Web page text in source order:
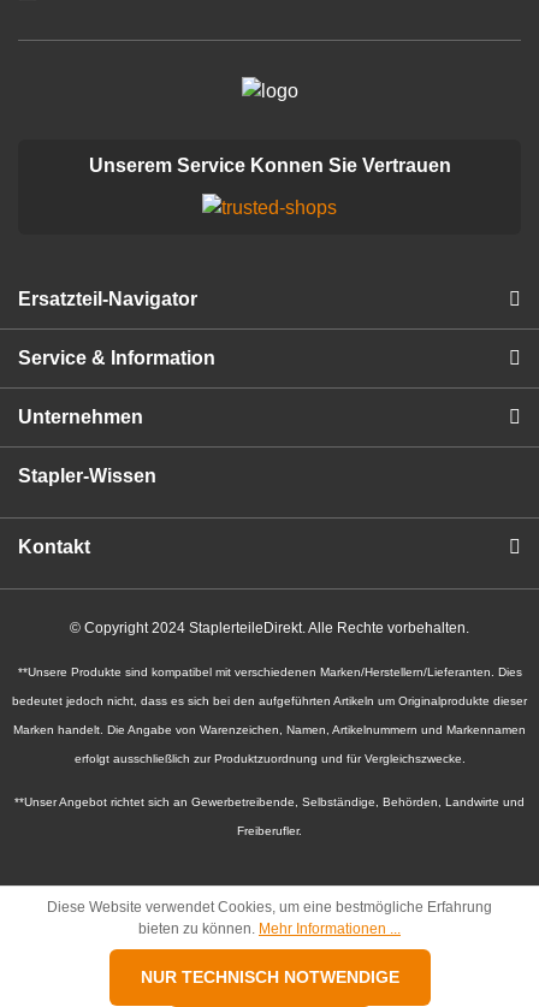
Unserem Service Konnen Sie Vertrauen
Ersatzteil-Navigator
Service & Information
Unternehmen
Stapler-Wissen
Kontakt
© Copyright 2024 StaplerteileDirekt. Alle Rechte vorbehalten.
**Unsere Produkte sind kompatibel mit verschiedenen Marken/Herstellern/Lieferanten. Dies
bedeutet jedoch nicht, dass es sich bei den aufgeführten Artikeln um Originalprodukte dieser
Marken handelt. Die Angabe von Warenzeichen, Namen, Artikelnummern und Markennamen
erfolgt ausschließlich zur Produktzuordnung und für Vergleichszwecke.
**Unser Angebot richtet sich an Gewerbetreibende, Selbständige, Behörden, Landwirte und
Freiberufler.
Diese Website verwendet Cookies, um eine bestmögliche Erfahrung
bieten zu können. Mehr Informationen ...
NUR TECHNISCH NOTWENDIGE